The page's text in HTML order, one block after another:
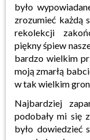
było
zrozumieć każdą
rekolekcji
piękny śpiew
bardzo wielkim
moją zmarłą
w tak wielkim
Najbardziej
podobały mi się
było dowiedzieć